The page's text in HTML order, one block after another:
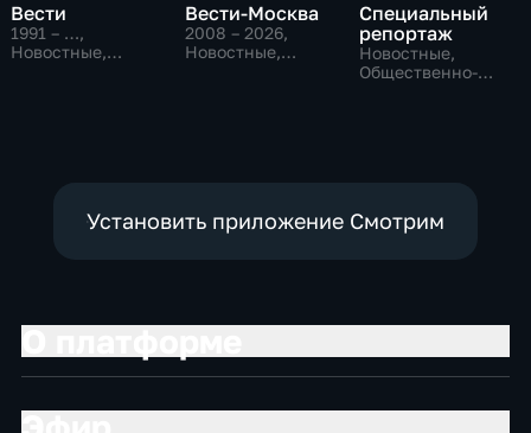
Вести
1991 – …,
Новостные,
Вести-Москва
2008 – 2026,
Новостные,
Специальный
репортаж
Новостные,
Общественно-
Установить приложение Смотрим